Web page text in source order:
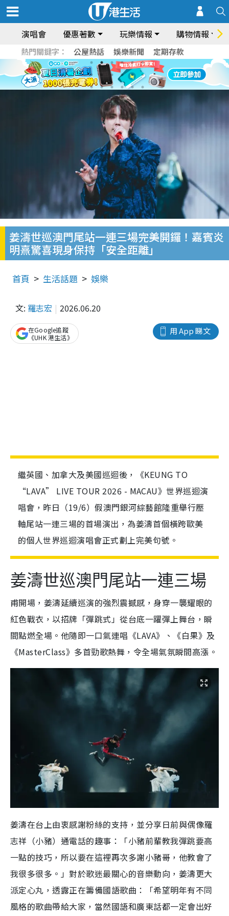
演唱會 優惠著數 玩樂情報 購物情報
熱門關鍵字： 公屋熱話 娛樂新聞 定期存款
姜濤世巡澳門尾站一連三場完美開鑼！嘉賓炎
明熹驚喜現身保持「安全距離」
首頁 生活話題 娛樂
文: 羅志宏 2026.06.20
用 App 睇文
在Google追蹤
《UHK 港生活》
繼英國、加拿大及美國巡迴後，《KEUNG TO
“LAVA” LIVE TOUR 2026 - MACAU》世界巡迴演
唱會，昨日（19/6）假澳門銀河綜藝館隆重舉行壓
軸尾站一連三場的首場演出，為姜濤首個橫跨歐美
的個人世界巡迴演唱會正式劃上完美句號。
姜濤世巡澳門尾站一連三場
甫開場，姜濤延續巡演的強烈震撼感，身穿一襲耀眼的
紅色戰衣，以招牌「彈跳式」從台底一躍彈上舞台，瞬
間點燃全場。他隨即一口氣連唱《LAVA》、《白果》及
《MasterClass》多首勁歌熱舞，令全場氣氛瞬間高漲。
姜濤在台上由衷感謝粉絲的支持，並分享日前與偶像羅
志祥（小豬）通電話的趣事：「小豬前輩教我彈跳要高
一點的技巧，所以要在這裡再次多謝小豬哥，他教會了
我很多很多。」對於歌迷最關心的音樂動向，姜濤更大
派定心丸，透露正在籌備國語歌曲：「希望明年有不同
風格的歌曲帶給大家，當然國語和廣東話都一定會出好